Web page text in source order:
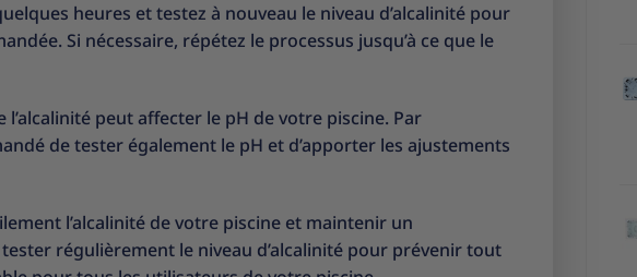
heures et testez à nouveau le niveau d’alcalinité pour
Si nécessaire, répétez le processus jusqu’à ce que le
peut affecter le pH de votre piscine. Par
de tester également le pH et d’apporter les ajustements
l’alcalinité de votre piscine et maintenir un
régulièrement le niveau d’alcalinité pour prévenir tout